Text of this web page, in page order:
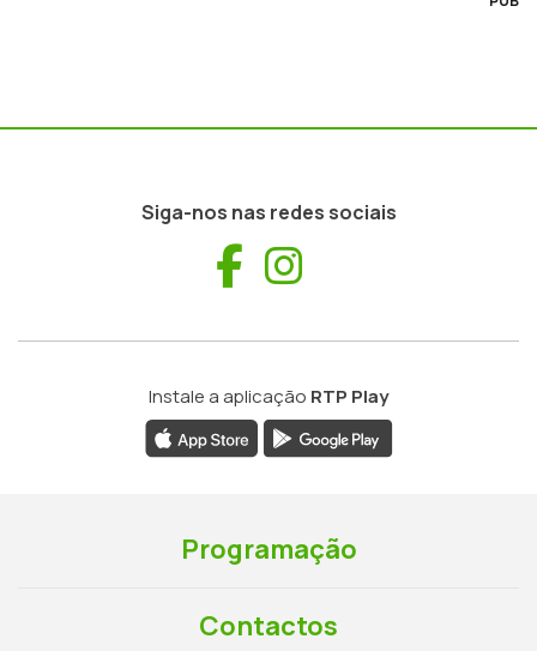
Siga-nos nas redes sociais
Facebook
Instale a aplicação RTP Play
Programação
Contactos